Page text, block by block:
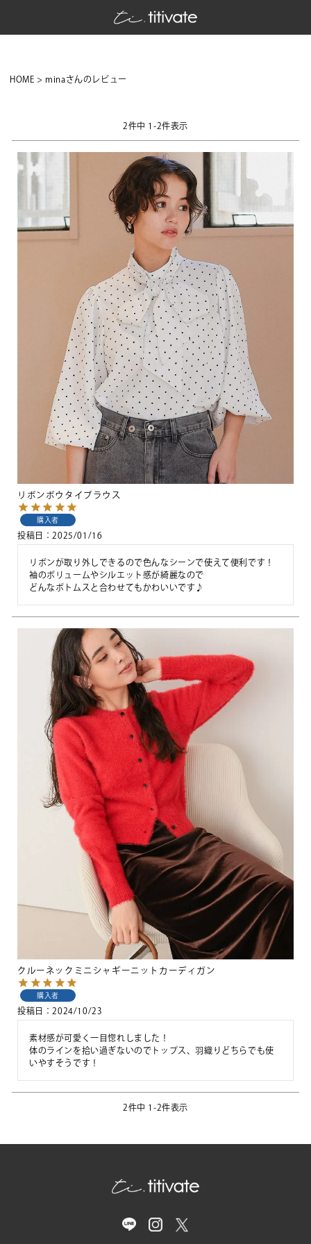
HOME minaさんのレビュー
2件中 1 -2件表示
リボンボウタイブラウス
購入者
投稿日 2025/01/16
リボンが取り外しできるので色んなシーンで使えて便利です！
袖のボリュームやシルエット感が綺麗なので
クルーネックミニシャギーニットカーディガン
購入者
投稿日 2024/10/23
素材感が可愛く一目惚れしました！
体のラインを拾い過ぎないのでトップス、羽織りどちらでも使
いやすそうです！
2件中 1 -2件表示